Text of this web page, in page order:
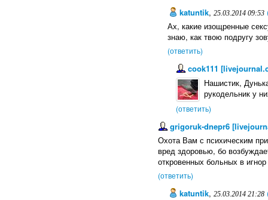
katuntik, 25.03.2014 09:53
Ах, какие изощренные
знаю, как твою подругу
(ответить)
cook111
Нашистик,
рукодельник у
(ответить)
grigoruk-dnepr6
Охота Вам с психическим
вред здоровью, бо
откровенных больных в
(ответить)
katuntik, 25.03.2014 21:28